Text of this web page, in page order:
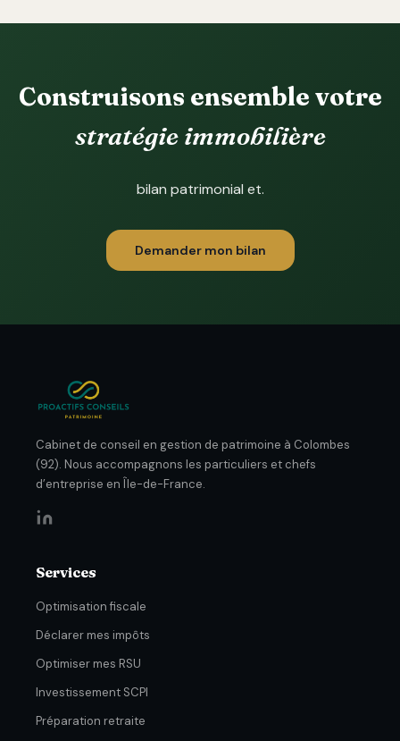
Construisons ensemble votre
stratégie immobilière
bilan patrimonial et.
Demander mon bilan
Cabinet de conseil en gestion de patrimoine à Colombes
(92). Nous accompagnons les particuliers et chefs
d’entreprise en Île-de-France.
Services
Optimisation fiscale
Déclarer mes impôts
Optimiser mes RSU
Investissement SCPI
Préparation retraite